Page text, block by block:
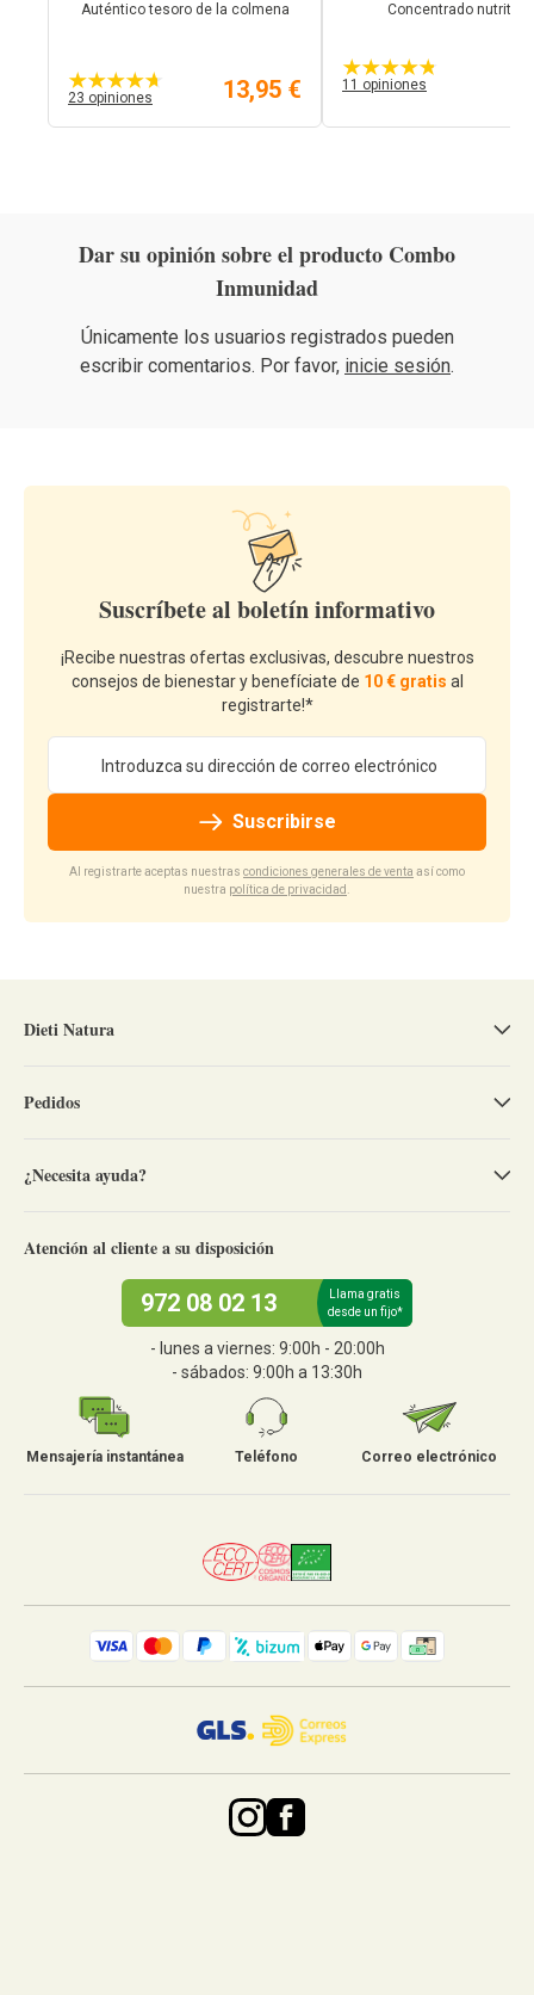
Auténtico tesoro de la colmena
23 opiniones 13,95 €
Concentrado nutritivo
11 opiniones
Dar su opinión sobre el producto Combo
Inmunidad
Únicamente los usuarios registrados pueden
escribir comentarios. Por favor, inicie sesión.
Suscríbete al boletín informativo
¡Recibe nuestras ofertas exclusivas, descubre nuestros
consejos de bienestar y benefíciate de 10 € gratis al
registrarte!*
Suscribirse
Al registrarte aceptas nuestras condiciones generales de venta así como
nuestra política de privacidad .
Dieti Natura
Pedidos
¿Necesita ayuda?
Atención al cliente a su disposición
972 08 02 13
Llama gratis
desde un fijo*
- lunes a viernes: 9:00h - 20:00h
- sábados: 9:00h a 13:30h
Mensajería instantánea Teléfono Correo electrónico